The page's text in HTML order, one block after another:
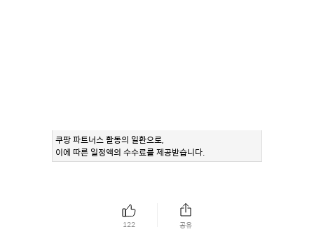
쿠팡 파트너스 활동의 일환으로,
이에 따른 일정액의 수수료를 제공받습니다.
122 공유